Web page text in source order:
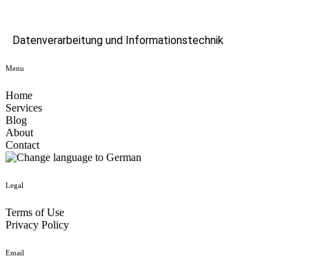
Datenverarbeitung und Informationstechnik
Menu
Home
Services
Blog
About
Contact
Legal
Terms of Use
Privacy Policy
Email